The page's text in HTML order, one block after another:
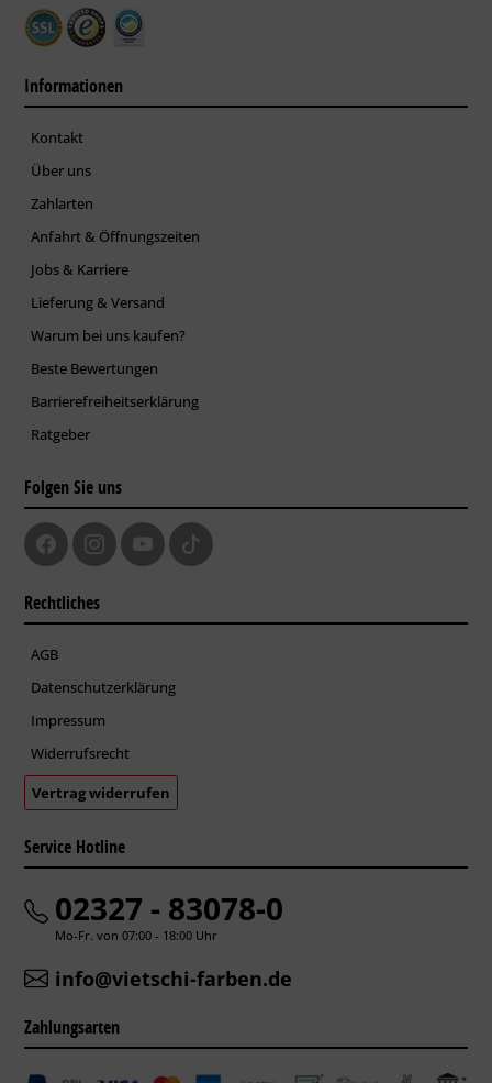
Informationen
Kontakt
Über uns
Zahlarten
Anfahrt & Öffnungszeiten
Jobs & Karriere
Lieferung & Versand
Warum bei uns kaufen?
Beste Bewertungen
Barrierefreiheitserklärung
Ratgeber
Folgen Sie uns
Rechtliches
AGB
Datenschutzerklärung
Impressum
Widerrufsrecht
Vertrag widerrufen
Service Hotline
02327 - 83078-0
Mo-Fr. von 07:00 - 18:00 Uhr
info@vietschi-farben.de
Zahlungsarten